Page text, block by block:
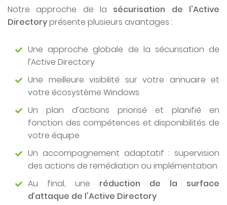
Notre approche de la sécurisation de l'Active
Directoryprésente plusieurs avantages :
Une approche globale de la sécurisation de
l’Active Directory
Une meilleure visibilité sur votre annuaire et
votre écosystème Windows
Un plan d’actions priorisé et planifié en
fonction des compétences et disponibilités de
votre équipe
Un accompagnement adaptatif : supervision
des actions de remédiation ou implémentation
Au final, une réduction de la surface
d’attaque de l'Active Directory